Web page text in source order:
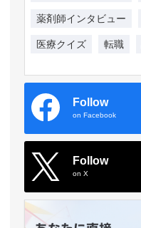
薬剤師インタビュー
医療クイズ 転職
Follow
on Facebook
Follow
on X